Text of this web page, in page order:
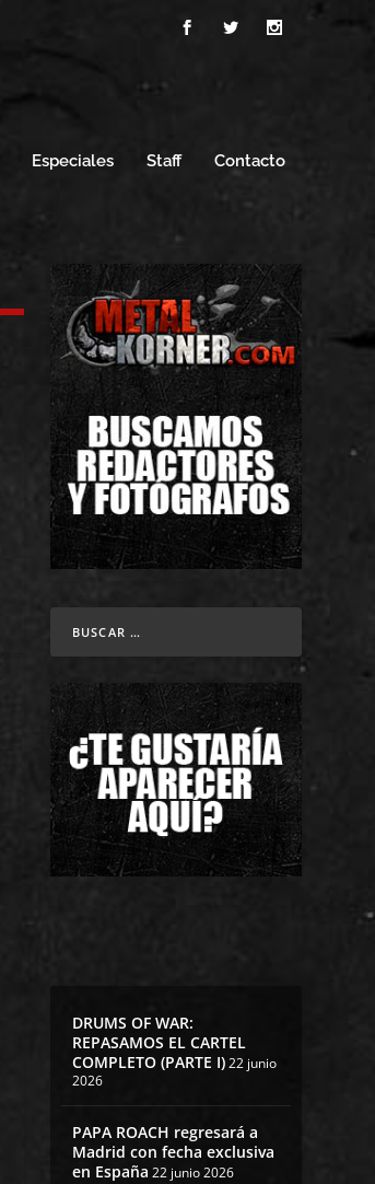
Especiales Staff Contacto
DRUMS OF WAR:
REPASAMOS EL CARTEL
COMPLETO (PARTE I)22 junio
2026
PAPA ROACH regresará a
Madrid con fecha exclusiva
en España 22 junio 2026